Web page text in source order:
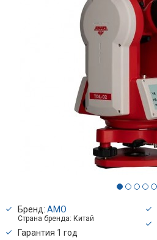
Бренд: AMO
Страна бренда: Китай
Гарантия 1 год